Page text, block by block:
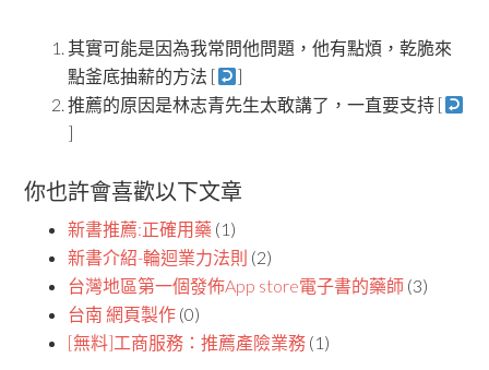
其實可能是因為我常問他問題，他有點煩，乾脆來
點釜底抽薪的方法 [
]
推薦的原因是林志青先生太敢講了，一直要支持 [
]
你也許會喜歡以下文章
新書推薦:正確用藥 (1)
新書介紹-輪迴業力法則 (2)
台灣地區第一個發佈App store電子書的藥師 (3)
台南 網頁製作 (0)
[無料]工商服務：推薦產險業務 (1)